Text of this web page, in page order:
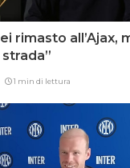
rimasto all’Ajax,
1 min di lettura